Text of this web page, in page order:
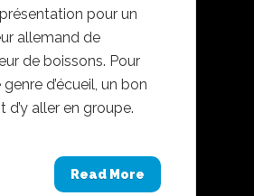
pour un
allemand de
de boissons. Pour
d’écueil, un bon
d’y aller en groupe.
Read More